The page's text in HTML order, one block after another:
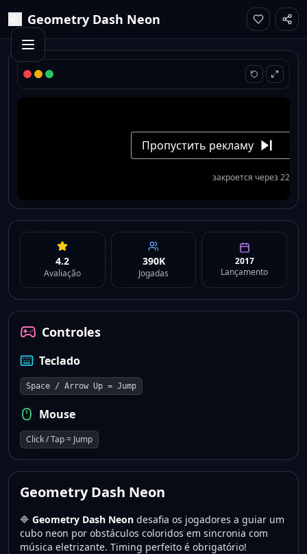
Geometry Dash Neon
4.2
Avaliação
390K
Jogadas
2017
Lançamento
Controles
Teclado
Space / Arrow Up = Jump
Mouse
Click / Tap = Jump
Geometry Dash Neon
🔷 Geometry Dash Neon desafia os jogadores a guiar um
cubo neon por obstáculos coloridos em sincronia com
música eletrizante. Timing perfeito é obrigatório!